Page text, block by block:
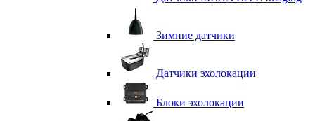
Зимние датчики
Датчики эхолокации
Блоки эхолокации